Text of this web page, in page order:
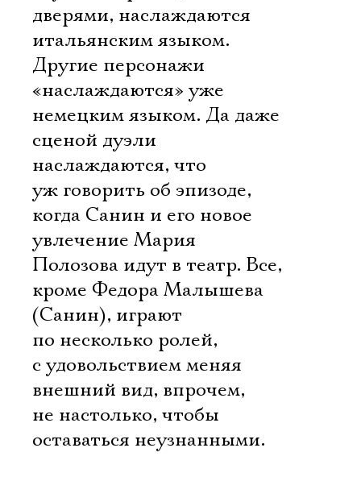
дверями, наслаждаются
итальянским языком.
Другие персонажи
«наслаждаются» уже
немецким языком. Да даже
сценой дуэли
наслаждаются, что
уж говорить об эпизоде,
когда Санин и его новое
увлечение Мария
Полозова идут в театр. Все,
кроме Федора Малышева
(Санин), играют
по несколько ролей,
с удовольствием меняя
внешний вид, впрочем,
не настолько, чтобы
оставаться неузнанными.